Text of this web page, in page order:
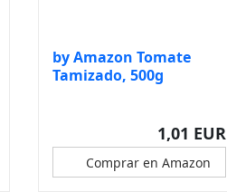
by Amazon Tomate
Tamizado, 500g
1,01 EUR
Comprar en Amazon